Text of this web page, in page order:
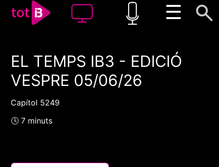
☰
00:00 00:00
1x
EL TEMPS IB3 - EDICIÓ
VESPRE 05/06/26
Capítol 5249
🕓 7 minuts